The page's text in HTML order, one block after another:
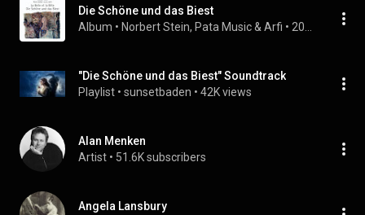
Die Schöne und das Biest
Album • Norbert Stein, Pata Music & Arfi •
"Die Schöne und das Biest" Soundtrack
Playlist • sunsetbaden • 42K views
Alan Menken
Artist • 51.6K subscribers
Angela Lansbury